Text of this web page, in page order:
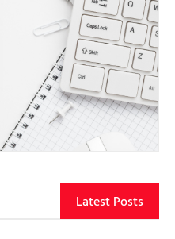
Latest Posts